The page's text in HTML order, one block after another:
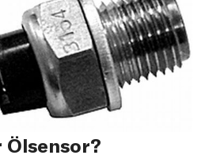
Ölsensor?